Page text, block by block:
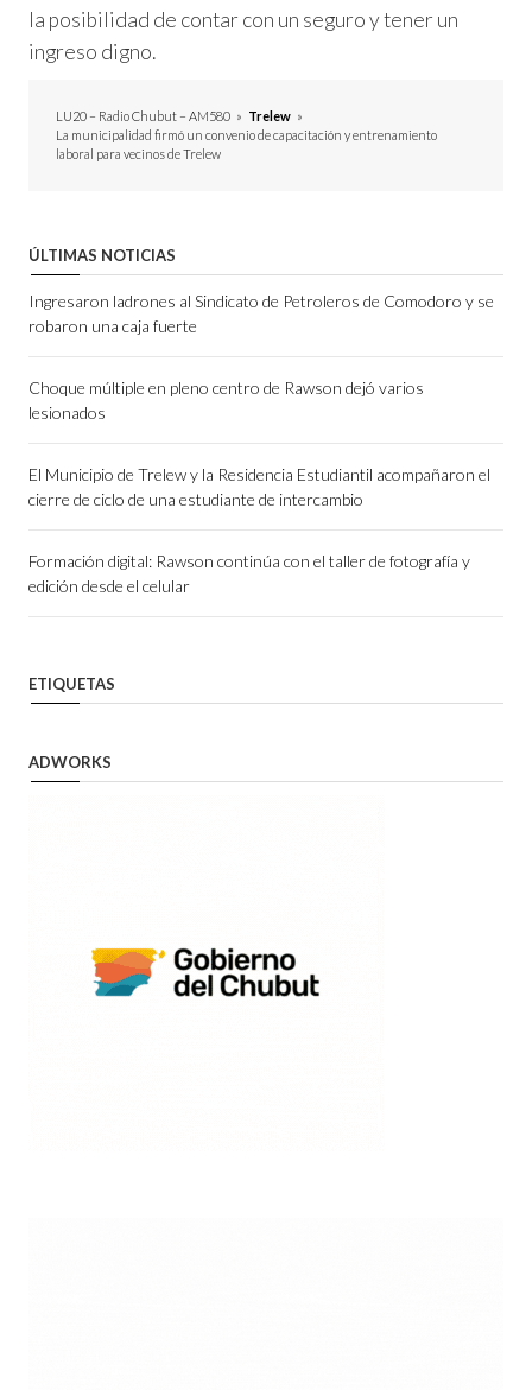
la posibilidad de contar con un seguro y tener un
ingreso digno.
LU20 – Radio Chubut – AM580 » Trelew »
La municipalidad firmó un convenio de capacitación y entrenamiento
laboral para vecinos de Trelew
ÚLTIMAS NOTICIAS
Ingresaron ladrones al Sindicato de Petroleros de Comodoro y se
robaron una caja fuerte
Choque múltiple en pleno centro de Rawson dejó varios
lesionados
El Municipio de Trelew y la Residencia Estudiantil acompañaron el
cierre de ciclo de una estudiante de intercambio
Formación digital: Rawson continúa con el taller de fotografía y
edición desde el celular
ETIQUETAS
ADWORKS